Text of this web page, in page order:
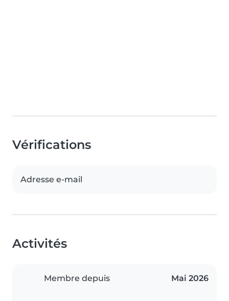
Vérifications
Adresse e-mail
Activités
Membre depuis Mai 2026